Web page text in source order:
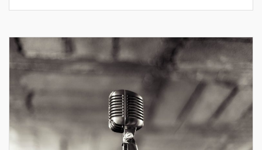
Het
op,
tussen
de
vallende
blaadjes